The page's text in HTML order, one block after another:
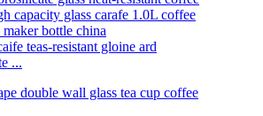
teas-resistant gloine ard
...